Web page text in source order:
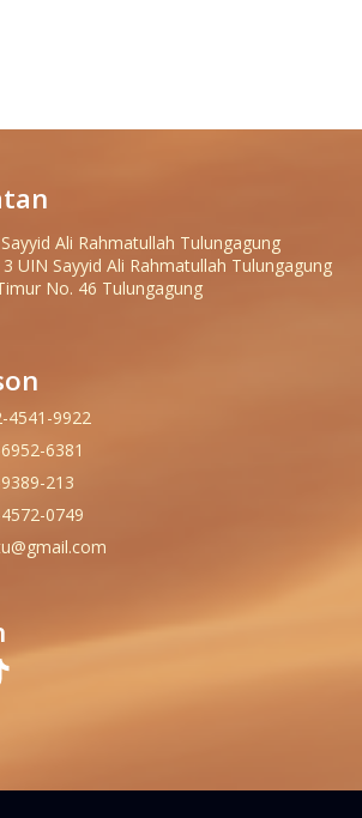
Ali Rahmatullah Tulungagung
UIN Sayyid Ali Rahmatullah Tulungagung
No. 46 Tulungagung
4541-9922
6381
213
0749